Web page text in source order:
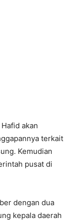
akan
terkait
Kemudian
pusat di
dengan dua
kepala daerah